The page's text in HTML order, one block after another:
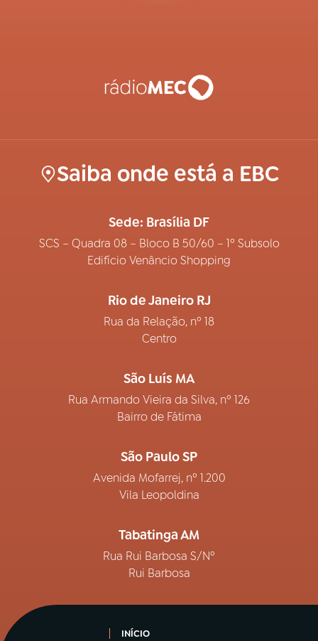
Saiba onde está a EBC
Sede: Brasília DF
SCS – Quadra 08 – Bloco B 50/60 – 1º Subsolo
Edifício Venâncio Shopping
Rio de Janeiro RJ
Rua da Relação, nº 18
Centro
São Luís MA
Rua Armando Vieira da Silva, nº 126
Bairro de Fátima
São Paulo SP
Avenida Mofarrej, nº 1.200
Vila Leopoldina
Tabatinga AM
Rua Rui Barbosa S/Nº
Rui Barbosa
INÍCIO